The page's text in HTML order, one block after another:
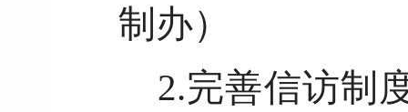
制办）
2.完善信访制